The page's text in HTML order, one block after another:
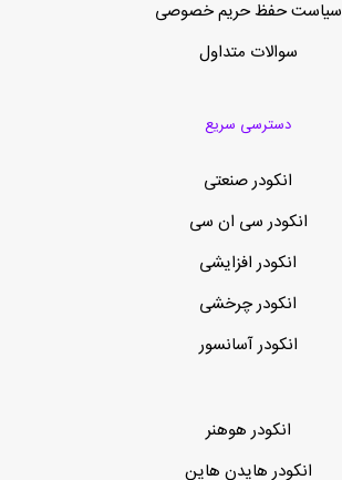
سیاست حفظ حریم خصوصی
سوالات متداول
دسترسی سریع
انکودر صنعتی
انکودر سی ان سی
انکودر افزایشی
انکودر چرخشی
انکودر آسانسور
انکودر هوهنر
انکودر هایدن هاین